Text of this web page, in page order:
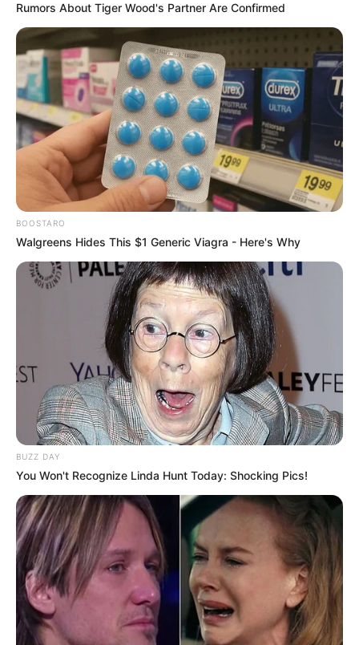
Rumors About Tiger Wood's Partner Are Confirmed
BOOSTARO
Walgreens Hides This $1 Generic Viagra - Here's Why
BUZZ DAY
You Won't Recognize Linda Hunt Today: Shocking Pics!